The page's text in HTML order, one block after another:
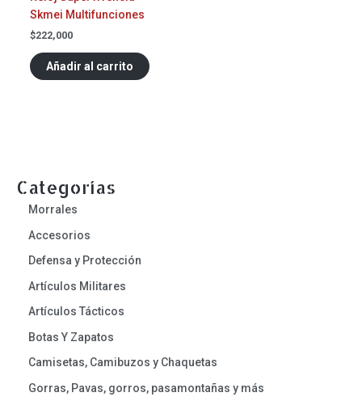
Categorías
Morrales
Accesorios
Defensa y Protección
Artículos Militares
Artículos Tácticos
Botas Y Zapatos
Camisetas, Camibuzos y Chaquetas
Gorras, Pavas, gorros, pasamontañas y más
Skmei Multifunciones
$222,000
Añadir al carrito